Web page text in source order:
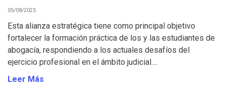
05/08/2025
Esta alianza estratégica tiene como principal objetivo
fortalecer la formación práctica de los y las estudiantes de
abogacía, respondiendo a los actuales desafíos del
ejercicio profesional en el ámbito judicial....
Leer Más